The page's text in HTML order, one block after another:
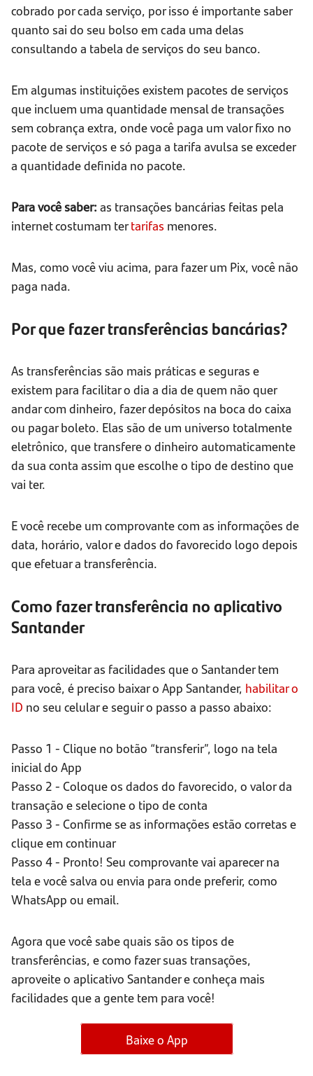
cobrado por cada serviço, por isso é importante saber
quanto sai do seu bolso em cada uma delas
consultando a tabela de serviços do seu banco.
Em algumas instituições existem pacotes de serviços
que incluem uma quantidade mensal de transações
sem cobrança extra, onde você paga um valor fixo no
pacote de serviços e só paga a tarifa avulsa se exceder
a quantidade definida no pacote.
Para você saber: as transações bancárias feitas pela
internet costumam tertarifas menores.
Mas, como você viu acima, para fazer um Pix, você não
paga nada.
Por que fazer transferências bancárias?
As transferências são mais práticas e seguras e
existem para facilitar o dia a dia de quem não quer
andar com dinheiro, fazer depósitos na boca do caixa
ou pagar boleto. Elas são de um universo totalmente
eletrônico, que transfere o dinheiro automaticamente
da sua conta assim que escolhe o tipo de destino que
vai ter.
E você recebe um comprovante com as informações de
data, horário, valor e dados do favorecido logo depois
que efetuar a transferência.
Como fazer transferência no aplicativo
Santander
Para aproveitar as facilidades que o Santander tem
para você, é preciso baixar o App Santander, habilitar o
ID no seu celular e seguir o passo a passo abaixo:
Passo 1 - Clique no botão “transferir”, logo na tela
inicial do App
Passo 2 - Coloque os dados do favorecido, o valor da
transação e selecione o tipo de conta
Passo 3 - Confirme se as informações estão corretas e
clique em continuar
Passo 4 - Pronto! Seu comprovante vai aparecer na
tela e você salva ou envia para onde preferir, como
WhatsApp ou email.
Agora que você sabe quais são os tipos de
transferências, e como fazer suas transações,
aproveite o aplicativo Santander e conheça mais
facilidades que a gente tem para você!
Baixe o App